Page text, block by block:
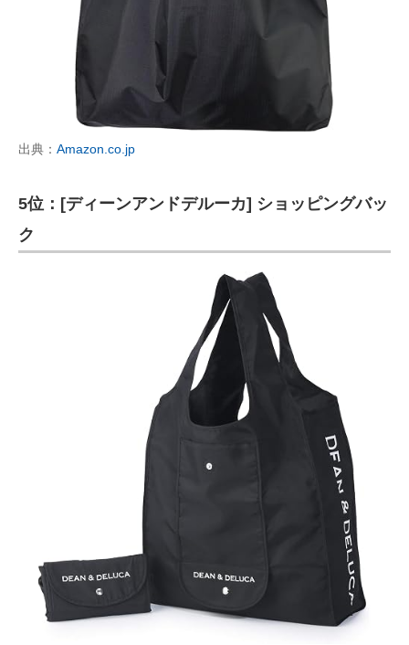
出典： Amazon.co.jp
5位：[ディーンアンドデルーカ] ショッピングバッ
ク